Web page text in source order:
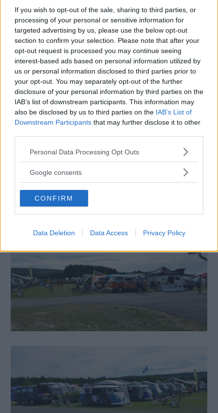
If you wish to opt-out of the sale, sharing to third parties, or
processing of your personal or sensitive information for
targeted advertising by us, please use the below opt-out
section to confirm your selection. Please note that after your
opt-out request is processed you may continue seeing
interest-based ads based on personal information utilized by
us or personal information disclosed to third parties prior to
your opt-out. You may separately opt-out of the further
disclosure of your personal information by third parties on the
IAB’s list of downstream participants. This information may
also be disclosed by us to third parties on the IAB’s List of
Downstream Participants that may further disclose it to other
Please note that this website/app uses one or more Google
not limited to your visit or usage behaviour. You may click to
use your data for below specified purposes in below Google
consent section.
Personal Data Processing Opt Outs
Google consents
CONFIRM
Data Deletion Data Access Privacy Policy